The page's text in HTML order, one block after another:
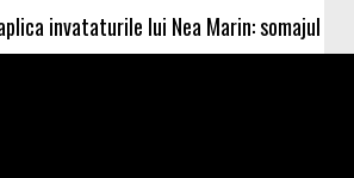
lui Nea Marin: somajul mare e o